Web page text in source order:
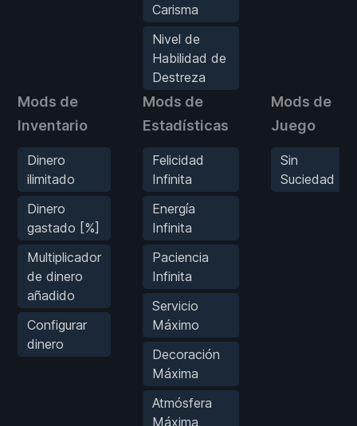
Carisma
Nivel de
Habilidad de
Destreza
Mods de
Inventario
Dinero
ilimitado
Dinero
gastado [%]
Multiplicador
de dinero
añadido
Configurar
dinero
Mods de
Estadísticas
Felicidad
Infinita
Energía
Infinita
Paciencia
Infinita
Servicio
Máximo
Decoración
Máxima
Atmósfera
Máxima
Mods de
Juego
Sin
Suciedad